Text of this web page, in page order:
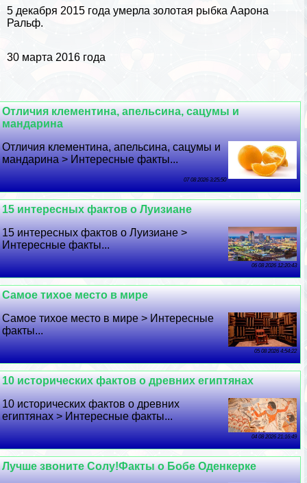
5 декабря 2015 года умерла золотая рыбка Аарона
Ральф.
30 марта 2016 года
Отличия клементина, апельсина, сацумы и
мaндарина
Отличия клементина, апельсина, сацумы и
мaндарина > Интересные факты...
07 08 2026 3:25:50
15 интересных фактов о Луизиане
15 интересных фактов о Луизиане >
Интересные факты...
06 08 2026 12:20:43
Самое тихое место в мире
Самое тихое место в мире > Интересные
факты...
05 08 2026 4:54:22
10 исторических фактов о древних египтянах
10 исторических фактов о древних
египтянах > Интересные факты...
04 08 2026 21:16:49
Лучше звоните Солу!Факты о Бобе Оденкерке